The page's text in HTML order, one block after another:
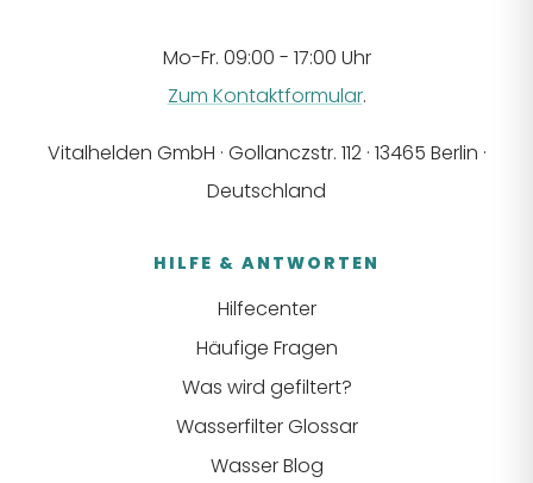
Mo-Fr. 09:00 - 17:00 Uhr
Zum Kontaktformular.
Vitalhelden GmbH · Gollanczstr. 112 · 13465 Berlin ·
Deutschland
HILFE & ANTWORTEN
Hilfecenter
Häufige Fragen
Was wird gefiltert?
Wasserfilter Glossar
Wasser Blog